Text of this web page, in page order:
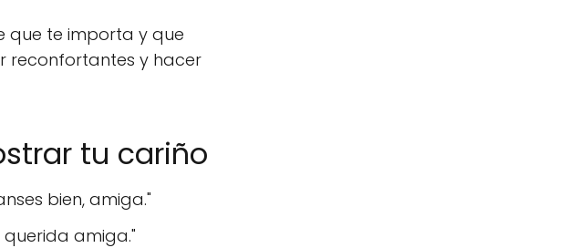
que te importa y que
reconfortantes y hacer
tu cariño
bien, amiga."
querida amiga."